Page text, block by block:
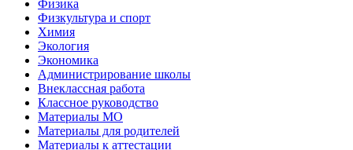
Физика
Физкультура и спорт
Химия
Экология
Экономика
Администрирование школы
Внеклассная работа
Классное руководство
Материалы МО
Материалы для родителей
Материалы к аттестации